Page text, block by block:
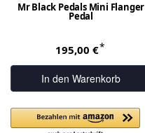
Mr Black Pedals Mini Flanger
Pedal
195,00 €*
In den Warenkorb